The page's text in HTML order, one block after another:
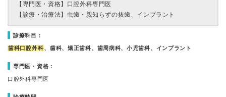
【専門医・資格】 口腔外科専門医
【診療・治療法】 虫歯・親知らずの抜歯、インプラント
診療科目：
歯科口腔外科、歯科、矯正歯科、歯周病科、小児歯科、インプラント
専門医・資格：
口腔外科専門医